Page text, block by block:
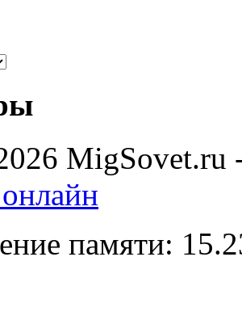
MigSovet.ru
памяти: